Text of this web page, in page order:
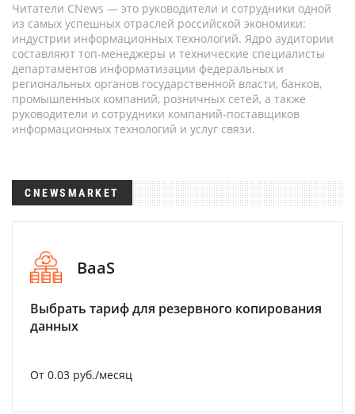
Читатели CNews — это руководители и сотрудники одной
из самых успешных отраслей российской экономики:
индустрии информационных технологий. Ядро аудитории
составляют топ-менеджеры и технические специалисты
департаментов информатизации федеральных и
региональных органов государственной власти, банков,
промышленных компаний, розничных сетей, а также
руководители и сотрудники компаний-поставщиков
информационных технологий и услуг связи.
CNEWSMARKET
BaaS
Выбрать тариф для резервного копирования
данных
От 0.03 руб./месяц